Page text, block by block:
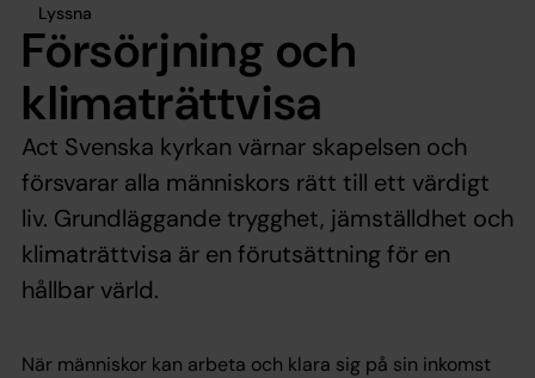
Lyssna
Försörjning och
klimaträttvisa
Act Svenska kyrkan värnar skapelsen och
försvarar alla människors rätt till ett värdigt
liv. Grundläggande trygghet, jämställdhet och
klimaträttvisa är en förutsättning för en
hållbar värld.
När människor kan arbeta och klara sig på sin inkomst